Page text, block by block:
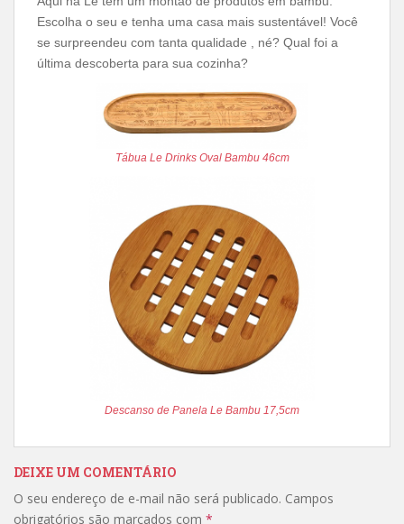
Escolha o seu e tenha uma casa mais sustentável! Você
se surpreendeu com tanta qualidade , né? Qual foi a
última descoberta para sua cozinha?
Tábua Le Drinks Oval Bambu 46cm
Descanso de Panela Le Bambu 17,5cm
DEIXE UM COMENTÁRIO
O seu endereço de e-mail não será publicado. Campos
obrigatórios são marcados com *